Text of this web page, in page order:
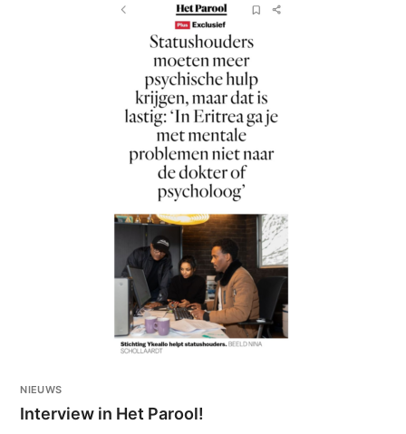
NIEUWS
Interview in Het Parool!